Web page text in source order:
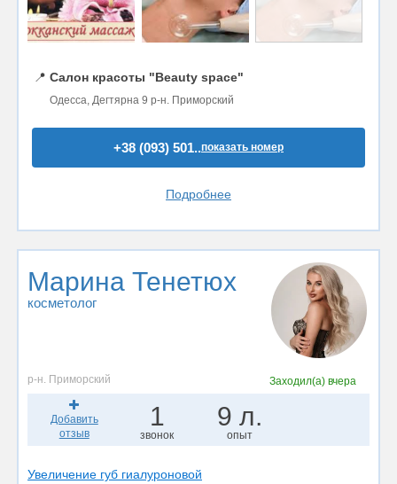
📍 Салон красоты "Beauty space"
Одесса, Дегтярна 9 р-н. Приморский
+38 (093) 501..показать номер
Подробнее
Марина Тенетюх
косметолог
р-н. Приморский Заходил(а) вчера
Добавить
отзыв
1
звонок
9 л.
опыт
Увеличение губ гиалуроновой